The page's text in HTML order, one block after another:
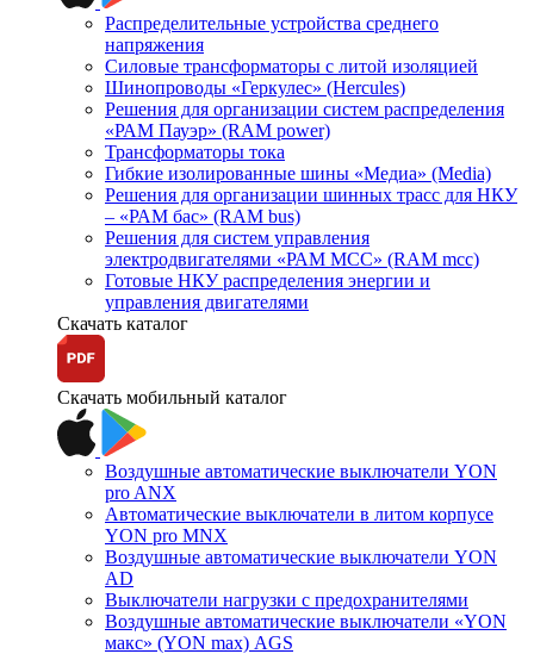
Распределительные устройства среднего
напряжения
Силовые трансформаторы с литой изоляцией
Шинопроводы «Геркулес» (Hercules)
Решения для организации систем распределения
«РАМ Пауэр» (RAM power)
Трансформаторы тока
Гибкие изолированные шины «Медиа» (Media)
Решения для организации шинных трасс для НКУ
– «РАМ бас» (RAM bus)
Решения для систем управления
электродвигателями «РАМ МСС» (RAM mcc)
Готовые НКУ распределения энергии и
управления двигателями
Скачать каталог
Скачать мобильный каталог
Воздушные автоматические выключатели YON
pro ANX
Автоматические выключатели в литом корпусе
YON pro MNX
Воздушные автоматические выключатели YON
AD
Выключатели нагрузки с предохранителями
Воздушные автоматические выключатели «YON
макс» (YON max) AGS